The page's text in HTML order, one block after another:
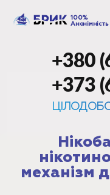
100%
Анонімність
+380
+373
механізм